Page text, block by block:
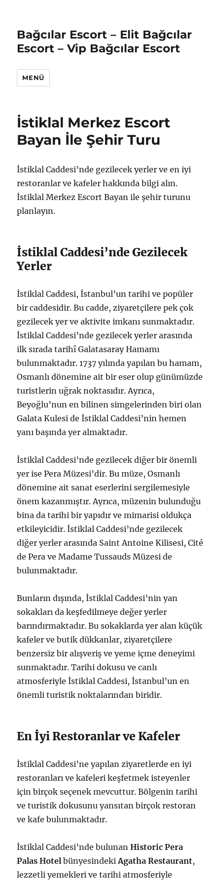
Bağcılar Escort – Elit Bağcılar
Escort – Vip Bağcılar Escort
MENÜ
İstiklal Merkez Escort
Bayan İle Şehir Turu
İstiklal Caddesi’nde gezilecek yerler ve en iyi
restoranlar ve kafeler hakkında bilgi alın.
İstiklal Merkez Escort Bayan ile şehir turunu
planlayın.
İstiklal Caddesi’nde Gezilecek
Yerler
İstiklal Caddesi, İstanbul’un tarihi ve popüler
bir caddesidir. Bu cadde, ziyaretçilere pek çok
gezilecek yer ve aktivite imkanı sunmaktadır.
İstiklal Caddesi’nde gezilecek yerler arasında
ilk sırada tarihî Galatasaray Hamamı
bulunmaktadır. 1737 yılında yapılan bu hamam,
Osmanlı dönemine ait bir eser olup günümüzde
turistlerin uğrak noktasıdır. Ayrıca,
Beyoğlu’nun en bilinen simgelerinden biri olan
Galata Kulesi de İstiklal Caddesi’nin hemen
yanı başında yer almaktadır.
İstiklal Caddesi’nde gezilecek diğer bir önemli
yer ise Pera Müzesi’dir. Bu müze, Osmanlı
dönemine ait sanat eserlerini sergilemesiyle
önem kazanmıştır. Ayrıca, müzenin bulunduğu
bina da tarihi bir yapıdır ve mimarisi oldukça
etkileyicidir. İstiklal Caddesi’nde gezilecek
diğer yerler arasında Saint Antoine Kilisesi, Cité
de Pera ve Madame Tussauds Müzesi de
bulunmaktadır.
Bunların dışında, İstiklal Caddesi’nin yan
sokakları da keşfedilmeye değer yerler
barındırmaktadır. Bu sokaklarda yer alan küçük
kafeler ve butik dükkanlar, ziyaretçilere
benzersiz bir alışveriş ve yeme içme deneyimi
sunmaktadır. Tarihi dokusu ve canlı
atmosferiyle İstiklal Caddesi, İstanbul’un en
önemli turistik noktalarından biridir.
En İyi Restoranlar ve Kafeler
İstiklal Caddesi’ne yapılan ziyaretlerde en iyi
restoranları ve kafeleri keşfetmek isteyenler
için birçok seçenek mevcuttur. Bölgenin tarihi
ve turistik dokusunu yansıtan birçok restoran
ve kafe bulunmaktadır.
İstiklal Caddesi’nde bulunanHistoric Pera
Palas Hotel bünyesindekiAgatha Restaurant,
lezzetli yemekleri ve tarihi atmosferiyle